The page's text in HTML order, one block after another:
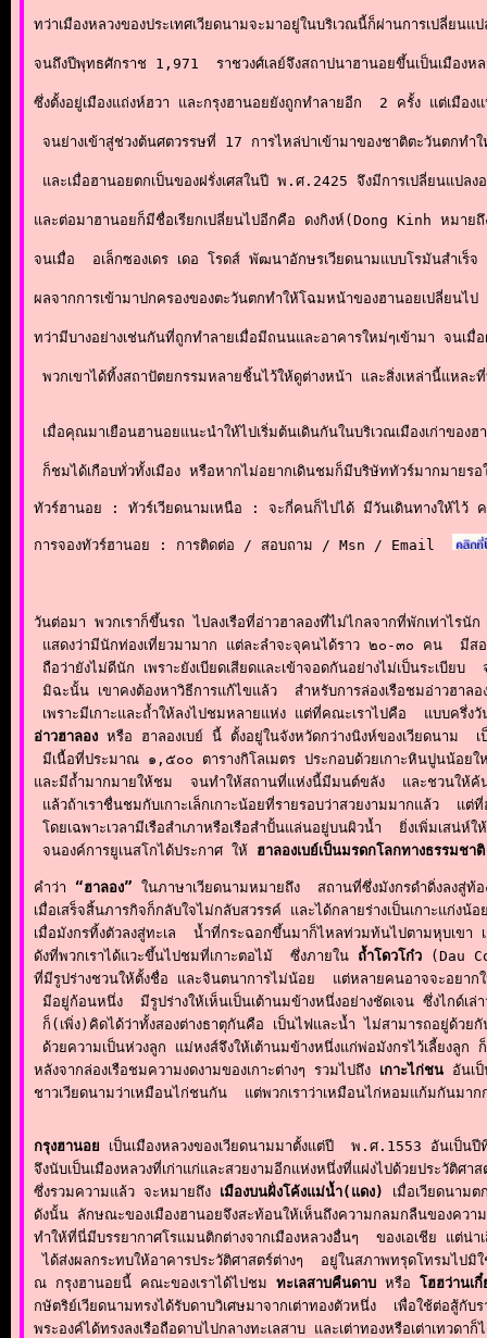
ทว่าเมืองหลวงของประเทศเวียดนามจะมาอยู่ในบริเวณนี้ก็ผ่านการเปลี่
จนถึงปีพุทธศักราช 1,971  ราชวงศ์เลย์จึงสถาปนาฮานอยขึ้นเป็นเมือ
ซึ่งตั้งอยู่เมืองแถ่งห์ฮวา และกรุงฮานอยยังถูกทำลายอีก  2 ครั้ง แต่เมือง
จนย่างเข้าสู่ช่วงต้นศตวรรษที่ 17 การไหล่บ่าเข้ามาของชาติตะวันตกทำ
และเมื่อฮานอยตกเป็นของฝรั่งเศสในปี พ.ศ.2425 จึงมีการเปลี่ยนแปล
และต่อมาฮานอยก็มีชื่อเรียกเปลี่ยนไปอีกคือ ดงกิงห์(Dong Kinh หมาย
จนเมื่อ  อเล็กซองเดร เดอ โรดส์ พัฒนาอักษรเวียดนามแบบโรมันสำเร็
ผลจากการเข้ามาปกครองของตะวันตกทำให้โฉมหน้าของฮานอยเปลี่ยน
ทว่ามีบางอย่างเช่นกันที่ถูกทำลายเมื่อมีถนนและอาคารใหม่ๆเข้ามา จนเ
พวกเขาได้ทิ้งสถาปัตยกรรมหลายชิ้นไว้ให้ดูต่างหน้า และสิ่งเหล่านี้แหละ
เมื่อคุณมาเยือนฮานอยแนะนำให้ไปเริ่มต้นเดินกันในบริเวณเมืองเก่าข
ทัวร์ฮานอย : ทัวร์เวียดนามเหนือ : จะกี่คนก็ไปได้ มีวันเดินทางให้ไว้
การจองทัวร์ฮานอย : การติดต่อ / สอบถาม / Msn / Email
วันต่อมา พวกเราก็ขึ้นรถ ไปลงเรือที่อ่าวฮาลองที่ไม่ไกลจากที่พักเท่าไร
แสดงว่ามีนักท่องเที่ยวมามาก แต่ละลำจะจุคนได้ราว ๒๐-๓๐ คน  มีสอง
ถือว่ายังไม่ดีนัก เพราะยังเบียดเสียดและเข้าจอดกันอย่างไม่เป็นระเบี
มิฉะนั้น เขาคงต้องหาวิธีการแก้ไขแล้ว  สำหรับการล่องเรือชมอ่าวฮา
อ่าวฮาลอง หรือ ฮาลองเบย์ นี้ ตั้งอยู่ในจังหวัดกว่างนิงห์ของเวียดนาม
มีเนื้อที่ประมาณ ๑,๕๐๐ ตารางกิโลเมตร ประกอบด้วยเกาะหินปูนน้อย
และมีถ้ำมากมายให้ชม  จนทำให้สถานที่แห่งนี้มีมนต์ขลัง  และชวนให้ค้น
แล้วถ้าเราชื่นชมกับเกาะเล็กเกาะน้อยที่รายรอบว่าสวยงามมากแล้ว  แ
โดยเฉพาะเวลามีเรือสำเภาหรือเรือสำปั้นแล่นอยู่บนผิวน้ำ  ยิ่งเพิ่มเสน่ห์
จนองค์การยูเนสโกได้ประกาศ ให้ ฮาลองเบย์เป็นมรดกโลกทางธรรม
คำว่า “ฮาลอง” ในภาษาเวียดนามหมายถึง  สถานที่ซึ่งมังกรดำดิ่งลงสู่
เมื่อเสร็จสิ้นภารกิจก็กลับใจไม่กลับสวรรค์ และได้กลายร่างเป็นเกาะแก่
เมื่อมังกรทิ้งตัวลงสู่ทะเล  น้ำที่กระฉอกขึ้นมาก็ไหลท่วมท้นไปตามหุบเข
ดังที่พวกเราได้แวะขึ้นไปชมที่เกาะตอไม้  ซึ่งภายใน ถ้ำโดวโก๋ว (Dau
ที่มีรูปร่างชวนให้ตั้งชื่อ และจินตนาการไม่น้อย  แต่หลายคนอาจจะอยา
มีอยู่ก้อนหนึ่ง  มีรูปร่างให้เห็นเป็นเต้านมข้างหนึ่งอย่างชัดเจน ซึ่งไก
ก็(เพิ่ง)คิดได้ว่าทั้งสองต่างธาตุกันคือ เป็นไฟและน้ำ ไม่สามารถอยู่ด้
ด้วยความเป็นห่วงลูก แม่หงส์จึงให้เต้านมข้างหนึ่งแก่พ่อมังกรไว้เลี้ยง
หลังจากล่องเรือชมความงดงามของเกาะต่างๆ รวมไปถึง เกาะไก่ชน อันเ
ชาวเวียดนามว่าเหมือนไก่ชนกัน  แต่พวกเราว่าเหมือนไก่หอมแก้มกันมาก
กรุงฮานอย เป็นเมืองหลวงของเวียดนามมาตั้งแต่ปี  พ.ศ.1553 อันเป็
จึงนับเป็นเมืองหลวงที่เก่าแก่และสวยงามอีกแห่งหนึ่งที่แฝงไปด้วยประวัติ
ซึ่งรวมความแล้ว จะหมายถึง เมืองบนฝั่งโค้งแม่น้ำ(แดง)
เมื่อเวียดนาม
ดังนั้น ลักษณะของเมืองฮานอยจึงสะท้อนให้เห็นถึงความกลมกลืนของคว
ทำให้ที่นี่มีบรรยากาศโรแมนติกต่างจากเมืองหลวงอื่นๆ  ของเอเชีย แต่
ได้ส่งผลกระทบให้อาคารประวัติศาสตร์ต่างๆ  อยู่ในสภาพทรุดโทรมไปมิ
ณ กรุงฮานอยนี้ คณะของเราได้ไปชม ทะเลสาบคืนดาบ หรือ โฮฮว่านเ
กษัตริย์เวียดนามทรงได้รับดาบวิเศษมาจากเต่าทองตัวหนึ่ง  เพื่อใช้ต่อ
พระองค์ได้ทรงลงเรือถือดาบไปกลางทะเลสาบ และเต่าทองหรือเต่าเท